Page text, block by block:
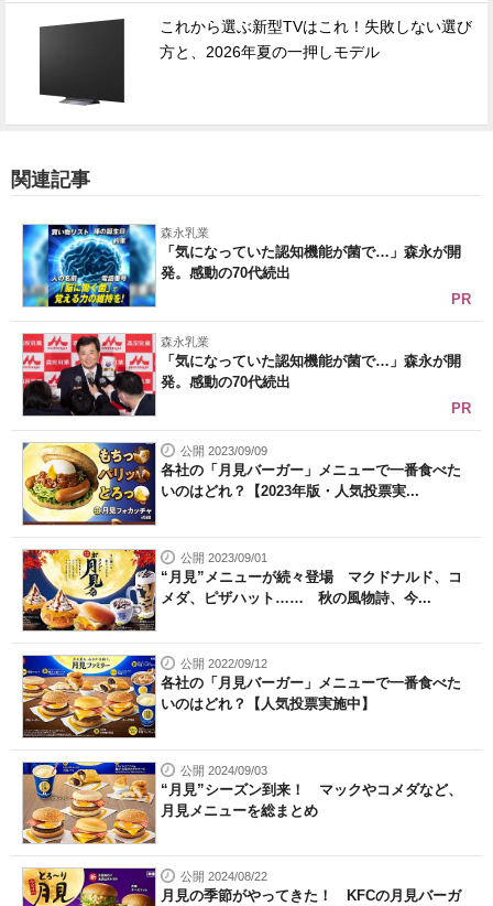
これから選ぶ新型TVはこれ！失敗しない選び
方と、2026年夏の一押しモデル
関連記事
森永乳業
「気になっていた認知機能が菌で…」森永が開
発。感動の70代続出
PR
森永乳業
「気になっていた認知機能が菌で…」森永が開
発。感動の70代続出
PR
公開 2023/09/09
各社の「月見バーガー」メニューで一番食べた
いのはどれ？【2023年版・人気投票実...
公開 2023/09/01
“月見”メニューが続々登場 マクドナルド、コ
メダ、ピザハット…… 秋の風物詩、今...
公開 2022/09/12
各社の「月見バーガー」メニューで一番食べた
いのはどれ？【人気投票実施中】
公開 2024/09/03
“月見”シーズン到来！ マックやコメダなど、
月見メニューを総まとめ
公開 2024/08/22
月見の季節がやってきた！ KFCの月見バーガ